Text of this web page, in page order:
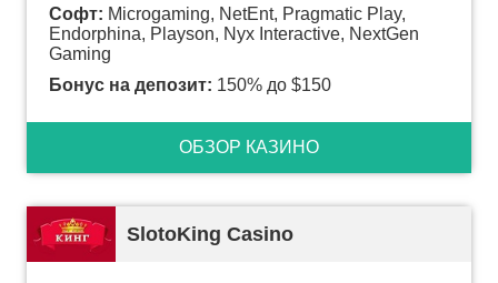
Софт: Microgaming, NetEnt, Pragmatic Play,
Endorphina, Playson, Nyx Interactive, NextGen
Gaming
Бонус на депозит: 150% до $150
ОБЗОР КАЗИНО
SlotoKing Casino